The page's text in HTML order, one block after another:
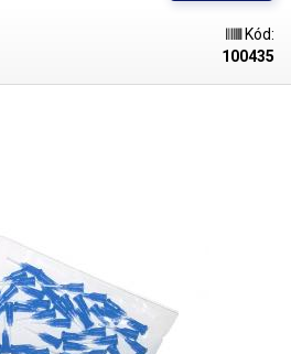
Kód:
100435